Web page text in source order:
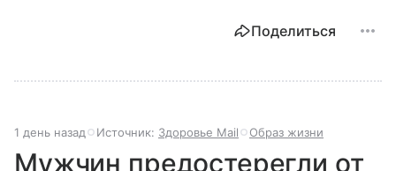
Поделиться
1 день назад Источник: Здоровье Mail Образ жизни
Мужчин предостерегли от